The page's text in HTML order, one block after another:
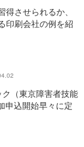
させられるか、
印刷会社の例を紹
（東京障害者技能
申込開始早々に定